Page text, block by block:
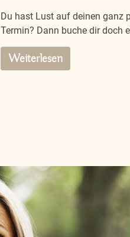
Du hast Lust auf deinen ganz
Termin? Dann buche dir doch
Weiterlesen